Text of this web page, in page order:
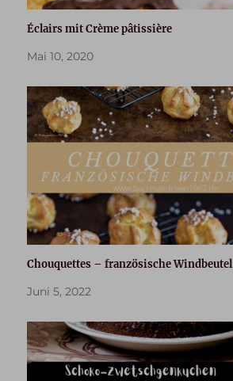
Éclairs mit Crème pâtissière
Mai 10, 2020
Chouquettes – französische Windbeutel
Juni 5, 2022